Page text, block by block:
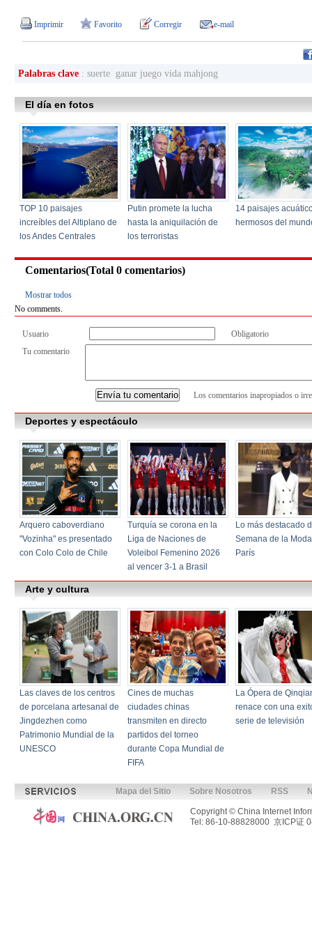
Imprimir Favorito Corregir e-mail
Palabras clave: suerte ganar juego vida mahjong
Comentarios(Total 0comentarios)
Mostrar todos
No comments.
Usuario
Obligatorio
Tu comentario
Los comentarios inapropiados o